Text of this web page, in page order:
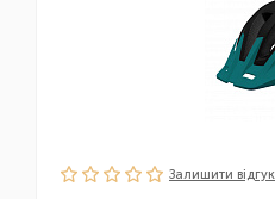
Залишити вiдгук